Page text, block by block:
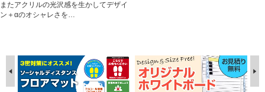
またアクリルの光沢感を生かしてデザイ
ン＋αのオシャレさを…